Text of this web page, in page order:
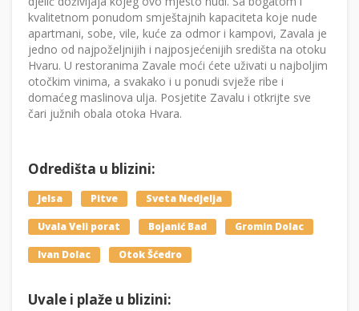
kvalitetnom ponudom smještajnih kapaciteta koje nude
apartmani, sobe, vile, kuće za odmor i kampovi, Zavala je
jedno od najpoželjnijih i najposjećenijih središta na otoku
Hvaru. U restoranima Zavale moći ćete uživati u najboljim
otočkim vinima, a svakako i u ponudi svježe ribe i
domaćeg maslinova ulja. Posjetite Zavalu i otkrijte sve
čari južnih obala otoka Hvara.
Odredišta u blizini:
Jelsa Pitve Sveta Nedjelja
Uvala Veli porat Bojanić Bad Gromin Dolac
Ivan Dolac Otok Šćedro
Uvale i plaže u blizini: